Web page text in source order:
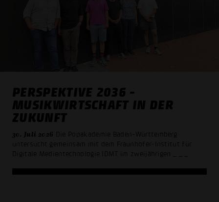
PERSPEKTIVE 2036 -
MUSIKWIRTSCHAFT IN DER
ZUKUNFT
30. Juli 2026 Die Popakademie Baden-Württemberg
untersucht gemeinsam mit dem Fraunhofer-Institut für
Digitale Medientechnologie IDMT im zweijährigen